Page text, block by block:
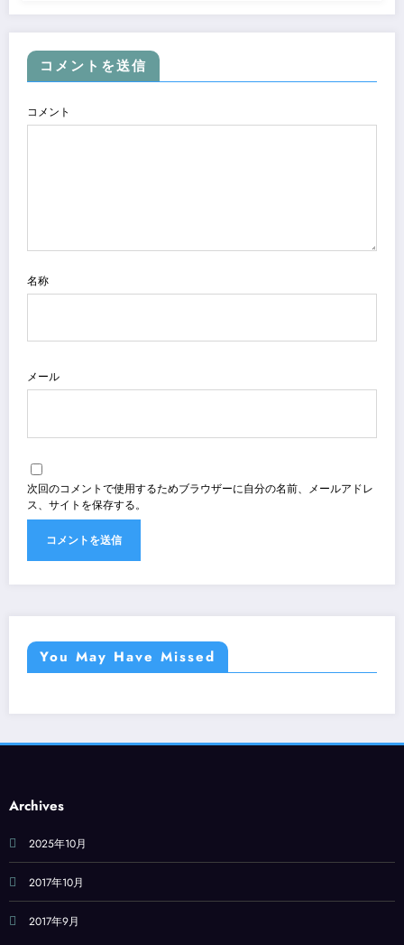
コメントを送信
コメント
名称
メール
次回のコメントで使用するためブラウザーに自分の名前、メールアドレ
ス、サイトを保存する。
You May Have Missed
Archives
2025年10月
2017年10月
2017年9月